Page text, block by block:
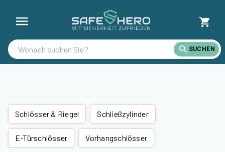
SUCHEN
Schlösser & Riegel Schließzylinder
E-Türschlösser Vorhangschlösser